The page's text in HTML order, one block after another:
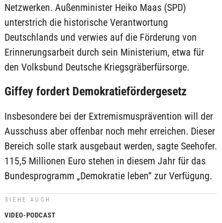
Netzwerken. Außenminister Heiko Maas (SPD)
unterstrich die historische Verantwortung
Deutschlands und verwies auf die Förderung von
Erinnerungsarbeit durch sein Ministerium, etwa für
den Volksbund Deutsche Kriegsgräberfürsorge.
Giffey fordert Demokratiefördergesetz
Insbesondere bei der Extremismusprävention will der
Ausschuss aber offenbar noch mehr erreichen. Dieser
Bereich solle stark ausgebaut werden, sagte Seehofer.
115,5 Millionen Euro stehen in diesem Jahr für das
Bundesprogramm „Demokratie leben“ zur Verfügung.
SIEHE AUCH
VIDEO-PODCAST